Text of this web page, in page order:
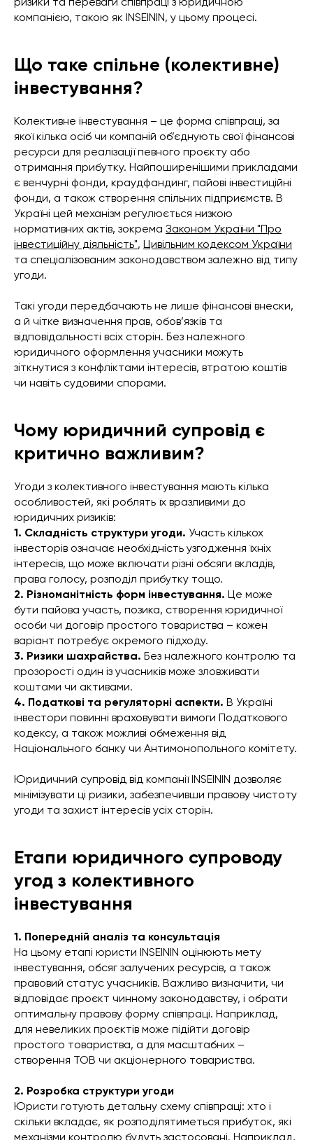
компанією, такою як INSEININ, у цьому процесі.
Що таке спільне (колективне)
інвестування?
Колективне інвестування – це форма співпраці, за
якої кілька осіб чи компаній об’єднують свої фінансові
ресурси для реалізації певного проєкту або
отримання прибутку. Найпоширенішими прикладами
є венчурні фонди, краудфандинг, пайові інвестиційні
фонди, а також створення спільних підприємств. В
Україні цей механізм регулюється низкою
нормативних актів, зокрема Законом України "Про
інвестиційну діяльність", Цивільним кодексом України
та спеціалізованим законодавством залежно від типу
угоди.
Такі угоди передбачають не лише фінансові внески,
а й чітке визначення прав, обов’язків та
відповідальності всіх сторін. Без належного
юридичного оформлення учасники можуть
зіткнутися з конфліктами інтересів, втратою коштів
чи навіть судовими спорами.
Чому юридичний супровід є
критично важливим?
Угоди з колективного інвестування мають кілька
особливостей, які роблять їх вразливими до
юридичних ризиків:
1. Складність структури угоди. Участь кількох
інвесторів означає необхідність узгодження їхніх
інтересів, що може включати різні обсяги вкладів,
права голосу, розподіл прибутку тощо.
2. Різноманітність форм інвестування. Це може
бути пайова участь, позика, створення юридичної
особи чи договір простого товариства – кожен
варіант потребує окремого підходу.
3. Ризики шахрайства. Без належного контролю та
прозорості один із учасників може зловживати
коштами чи активами.
4. Податкові та регуляторні аспекти. В Україні
інвестори повинні враховувати вимоги Податкового
кодексу, а також можливі обмеження від
Національного банку чи Антимонопольного комітету.
Юридичний супровід від компанії INSEININ дозволяє
мінімізувати ці ризики, забезпечивши правову чистоту
угоди та захист інтересів усіх сторін.
Етапи юридичного супроводу
угод з колективного
інвестування
1. Попередній аналіз та консультація
На цьому етапі юристи INSEININ оцінюють мету
інвестування, обсяг залучених ресурсів, а також
правовий статус учасників. Важливо визначити, чи
відповідає проєкт чинному законодавству, і обрати
оптимальну правову форму співпраці. Наприклад,
для невеликих проєктів може підійти договір
простого товариства, а для масштабних –
створення ТОВ чи акціонерного товариства.
2. Розробка структури угоди
Юристи готують детальну схему співпраці: хто і
скільки вкладає, як розподілятиметься прибуток, які
механізми контролю будуть застосовані. Наприклад,